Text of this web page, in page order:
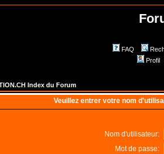
FAQ
Profil
Index du Forum
Veuillez entrer votre nom
Nom d'utilisateur:
Mot de passe: